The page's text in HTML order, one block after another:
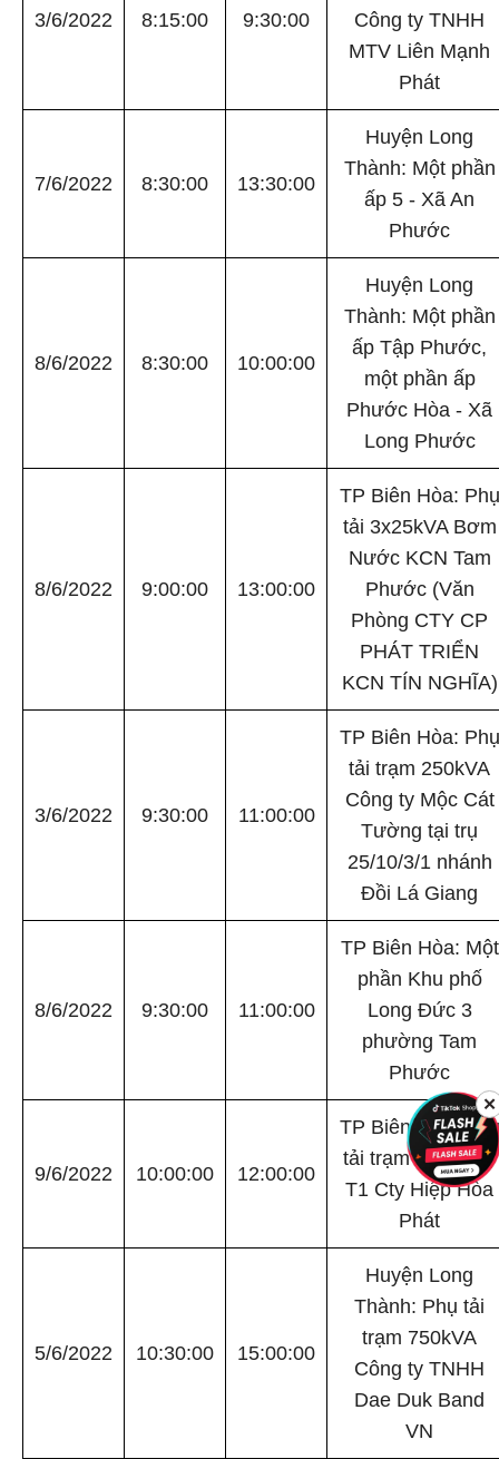
3/6/2022 8:15:00 9:30:00
Công ty TNHH
MTV Liên Mạnh
Phát
7/6/2022 8:30:00 13:30:00
Huyện Long
Thành: Một phần
ấp 5 - Xã An
Phước
8/6/2022 8:30:00 10:00:00
Huyện Long
Thành: Một phần
ấp Tập Phước,
một phần ấp
Phước Hòa - Xã
Long Phước
8/6/2022 9:00:00 13:00:00
TP Biên Hòa: Phụ
tải 3x25kVA Bơm
Nước KCN Tam
Phước (Văn
Phòng CTY CP
PHÁT TRIỂN
KCN TÍN NGHĨA)
3/6/2022 9:30:00 11:00:00
TP Biên Hòa: Phụ
tải trạm 250kVA
Công ty Mộc Cát
Tường tại trụ
25/10/3/1 nhánh
Đồi Lá Giang
8/6/2022 9:30:00 11:00:00
TP Biên Hòa: Một
phần Khu phố
Long Đức 3
phường Tam
Phước
9/6/2022 10:00:00 12:00:00
TP Biên Hòa: Phụ
tải trạm 400kVA -
T1 Cty Hiệp Hòa
Phát
5/6/2022 10:30:00 15:00:00
Huyện Long
Thành: Phụ tải
trạm 750kVA
Công ty TNHH
Dae Duk Band
VN
✕